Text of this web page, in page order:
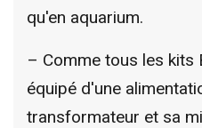
qu'en aquarium.
– Comme tous les kits
équipé d'une
transformateur et sa